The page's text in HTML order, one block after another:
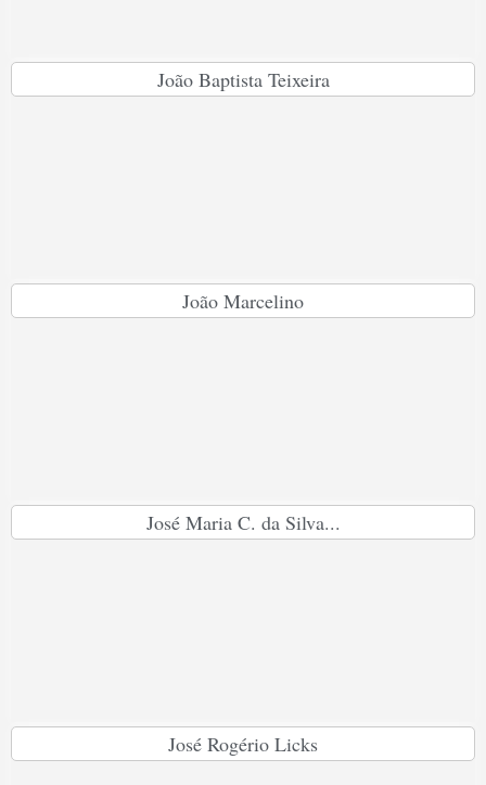
João Baptista Teixeira
João Marcelino
José Maria C. da Silva...
José Rogério Licks